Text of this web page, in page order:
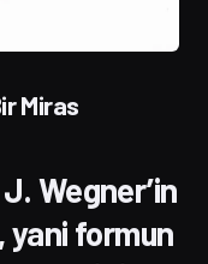
Miras
Wegner’in
yani formun